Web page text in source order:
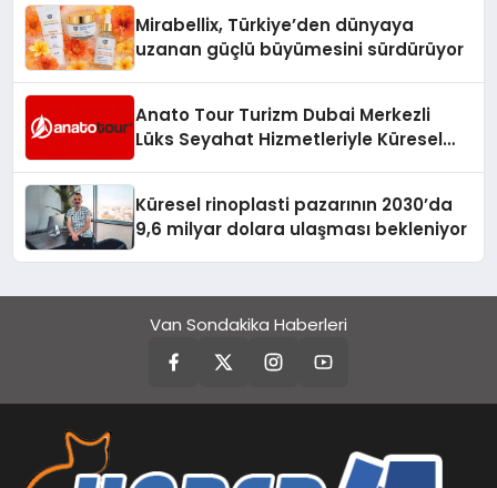
Mirabellix, Türkiye’den dünyaya
uzanan güçlü büyümesini sürdürüyor
Anato Tour Turizm Dubai Merkezli
Lüks Seyahat Hizmetleriyle Küresel
Küresel rinoplasti pazarının 2030’da
9,6 milyar dolara ulaşması bekleniyor
Van Sondakika Haberleri